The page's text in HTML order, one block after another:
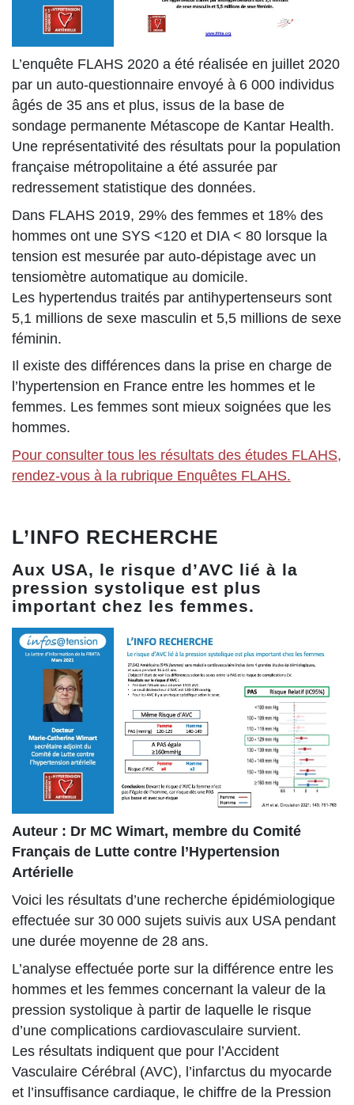
L’enquête FLAHS 2020 a été réalisée en juillet 2020
par un auto-questionnaire envoyé à 6 000 individus
âgés de 35 ans et plus, issus de la base de
sondage permanente Métascope de Kantar Health.
Une représentativité des résultats pour la population
française métropolitaine a été assurée par
redressement statistique des données.
Dans FLAHS 2019, 29% des femmes et 18% des
hommes ont une SYS <120 et DIA < 80 lorsque la
tension est mesurée par auto-dépistage avec un
tensiomètre automatique au domicile.
Les hypertendus traités par antihypertenseurs sont
5,1 millions de sexe masculin et 5,5 millions de sexe
féminin.
Il existe des différences dans la prise en charge de
l’hypertension en France entre les hommes et le
femmes. Les femmes sont mieux soignées que les
hommes.
Pour consulter tous les résultats des études FLAHS,
rendez-vous à la rubrique Enquêtes FLAHS.
L’INFO RECHERCHE
Aux USA, le risque d’AVC lié à la
pression systolique est plus
important chez les femmes.
Auteur : Dr MC Wimart, membre du Comité
Français de Lutte contre l’Hypertension
Artérielle
Voici les résultats d’une recherche épidémiologique
effectuée sur 30 000 sujets suivis aux USA pendant
une durée moyenne de 28 ans.
L’analyse effectuée porte sur la différence entre les
hommes et les femmes concernant la valeur de la
pression systolique à partir de laquelle le risque
d’une complications cardiovasculaire survient.
Les résultats indiquent que pour l’Accident
Vasculaire Cérébral (AVC), l’infarctus du myocarde
et l’insuffisance cardiaque, le chiffre de la Pression